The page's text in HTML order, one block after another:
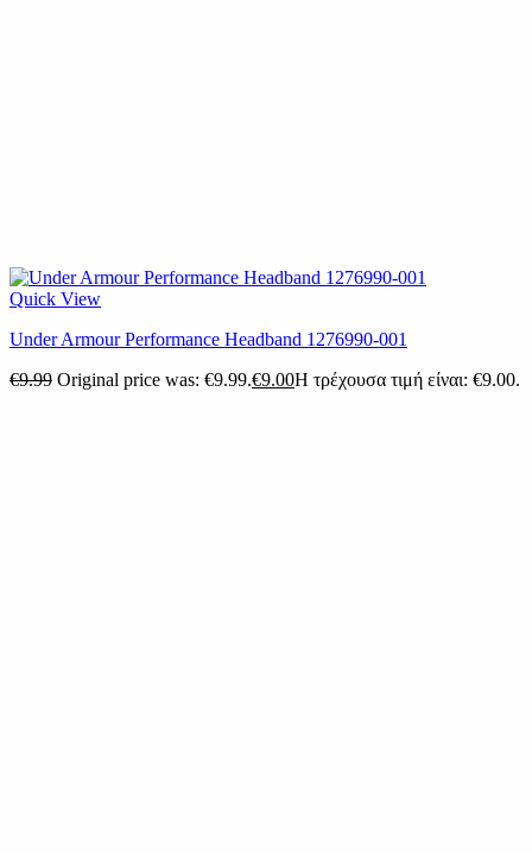
Quick View
Under Armour Performance Headband 1276990-001
€9.99 Original price was: €9.99.€9.00Η τρέχουσα τιμή είναι: €9.00.